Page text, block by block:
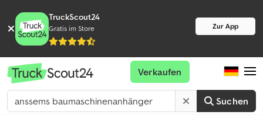
TruckScout24
Gratis im Store Zur App
Suchen
Verkaufen